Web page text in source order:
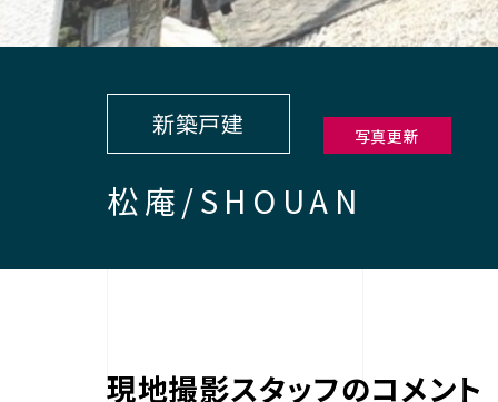
新築戸建 写真更新
松庵/SHOUAN
現地撮影スタッフのコメント